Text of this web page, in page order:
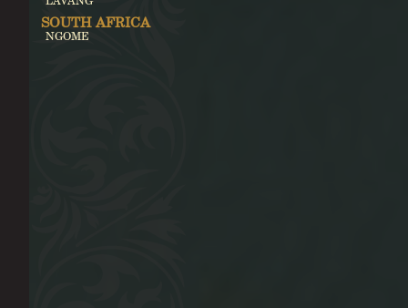
SOUTH AFRICA
NGOME